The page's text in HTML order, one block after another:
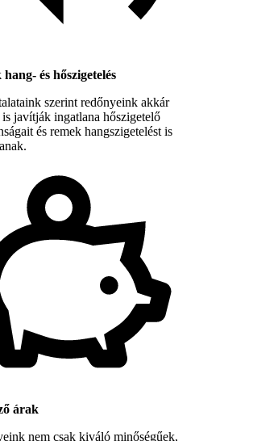
hang- és hőszigetelés
szerint redőnyeink akkár
javítják ingatlana hőszigetelő
és remek hangszigetelést is
árak
nem csak kiváló minőségűek,